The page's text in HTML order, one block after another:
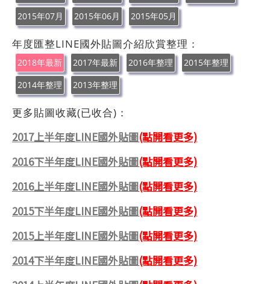
2015年07月
2015年06月 2015年05月
年度匯整LINE國外貼圖介紹欣賞整理：
2018年最新 2017年最新 2016年整理
2015年整理
2014年整理
2013年整理
更多貼圖收藏(已收合)：
2017上半年度LINE國外貼圖(點開看更多)
2016下半年度LINE國外貼圖(點開看更多)
2016上半年度LINE國外貼圖(點開看更多)
2015下半年度LINE國外貼圖(點開看更多)
2015上半年度LINE國外貼圖(點開看更多)
2014下半年度LINE國外貼圖(點開看更多)